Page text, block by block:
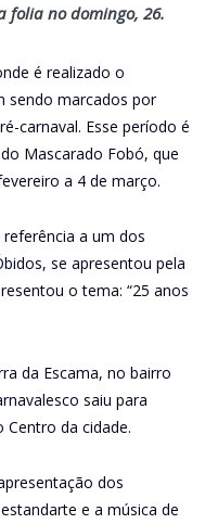
folia no domingo, 26.
é realizado o
sendo marcados por
carnaval. Esse período é
Mascarado Fobó, que
a 4 de março.
a um dos
se apresentou pela
o tema: “25 anos
da Escama, no bairro
saiu para
Centro da cidade.
dos
e a música de